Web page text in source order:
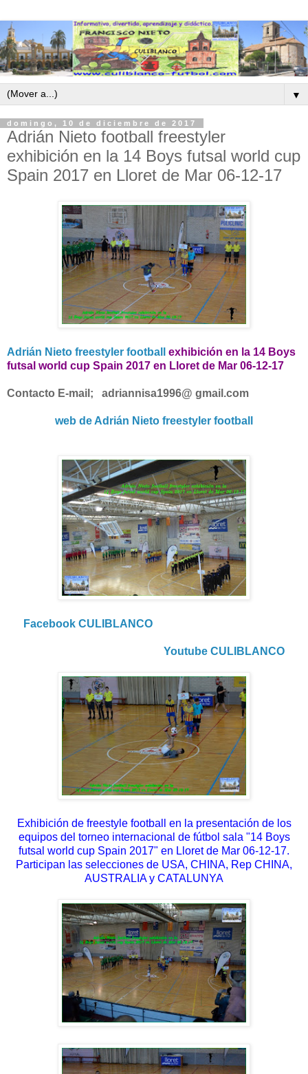
▼
domingo, 10 de diciembre de 2017
Adrián Nieto football freestyler
exhibición en la 14 Boys futsal world cup
Spain 2017 en Lloret de Mar 06-12-17
Adrián Nieto freestyler football
exhibición en la 14 Boys
futsal world cup Spain 2017 en Lloret de Mar 06-12-17
Contacto E-mail; adriannisa1996@ gmail.com
web de Adrián Nieto freestyler football
Facebook CULIBLANCO
Youtube CULIBLANCO
Exhibición de freestyle football en la presentación de los
equipos del torneo internacional de fútbol sala "14 Boys
futsal world cup Spain 2017" en Lloret de Mar 06-12-17.
Participan las selecciones de USA, CHINA, Rep CHINA,
AUSTRALIA y CATALUNYA